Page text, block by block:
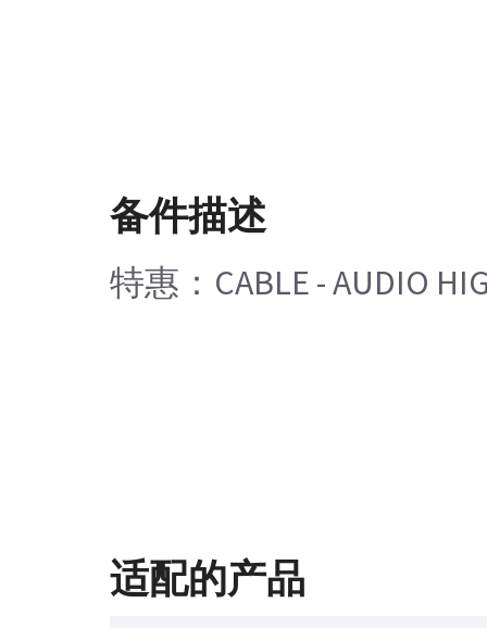
备件描述
特惠：CABLE - AUDIO
适配的产品